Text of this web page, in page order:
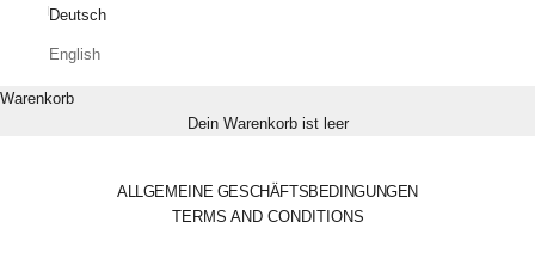
Deutsch
English
Warenkorb
Dein Warenkorb ist leer
ALLGEMEINE GESCHÄFTSBEDINGUNGEN
TERMS AND CONDITIONS